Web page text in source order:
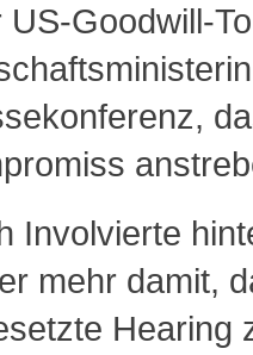
US-Goodwill-
Involvierte
mehr damit,
Hearing